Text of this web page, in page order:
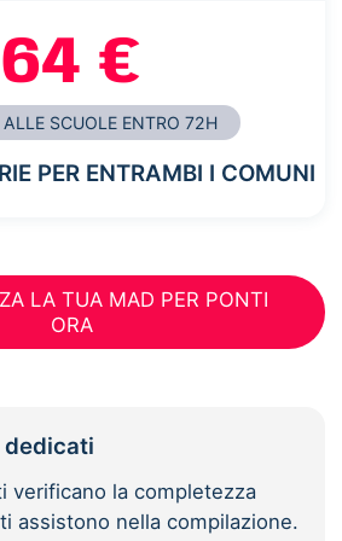
64 €
SCUOLE ENTRO 72H
PER ENTRAMBI I COMUNI
LA TUA MAD PER PONTI
ORA
dedicati
verificano la completezza
assistono nella compilazione.